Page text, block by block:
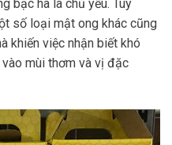
bạc hà là chủ yếu. Tuy
số loại mật ong khác cũng
khiến việc nhận biết khó
mùi thơm và vị đặc